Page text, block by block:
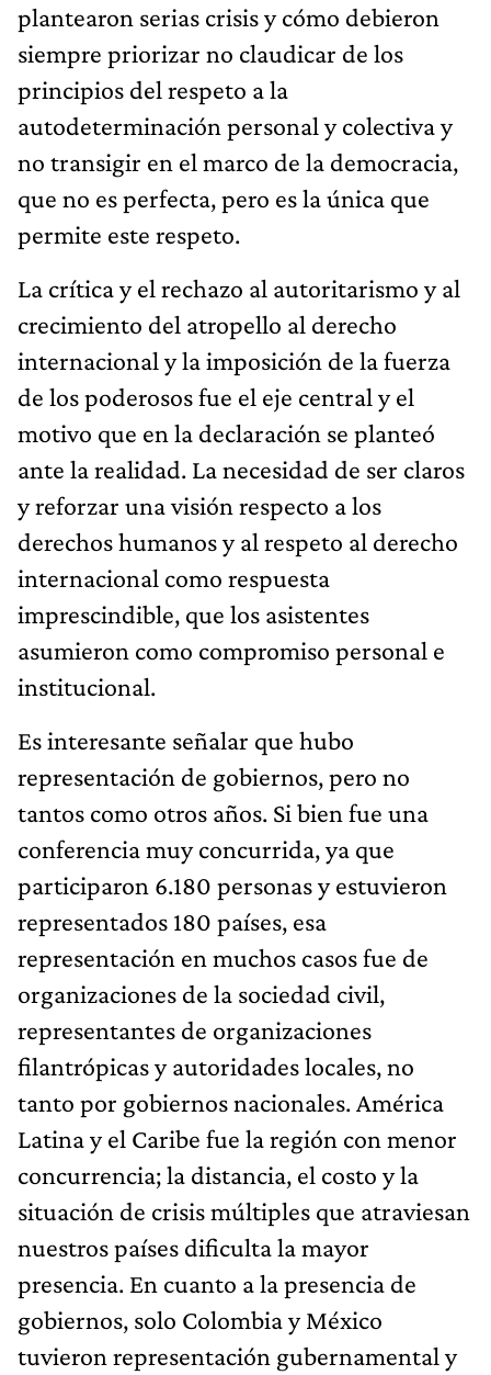
plantearon serias crisis y cómo debieron
siempre priorizar no claudicar de los
principios del respeto a la
autodeterminación personal y colectiva y
no transigir en el marco de la democracia,
que no es perfecta, pero es la única que
permite este respeto.
La crítica y el rechazo al autoritarismo y al
crecimiento del atropello al derecho
internacional y la imposición de la fuerza
de los poderosos fue el eje central y el
motivo que en la declaración se planteó
ante la realidad. La necesidad de ser claros
y reforzar una visión respecto a los
derechos humanos y al respeto al derecho
internacional como respuesta
imprescindible, que los asistentes
asumieron como compromiso personal e
institucional.
Es interesante señalar que hubo
representación de gobiernos, pero no
tantos como otros años. Si bien fue una
conferencia muy concurrida, ya que
participaron 6.180 personas y estuvieron
representados 180 países, esa
representación en muchos casos fue de
organizaciones de la sociedad civil,
representantes de organizaciones
filantrópicas y autoridades locales, no
tanto por gobiernos nacionales. América
Latina y el Caribe fue la región con menor
concurrencia; la distancia, el costo y la
situación de crisis múltiples que atraviesan
nuestros países dificulta la mayor
presencia. En cuanto a la presencia de
gobiernos, solo Colombia y México
tuvieron representación gubernamental y